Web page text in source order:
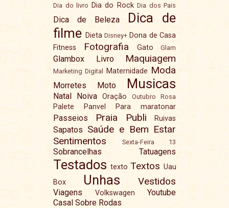
Dia do livro Dia do Rock Dia dos Pais
Dica de Beleza
Dica de
filme Dieta Disney+ Dona de Casa
Fitness
Fotografia Gato Glam
Glambox Livro Maquiagem
Marketing Digital Maternidade Moda
Morretes Moto Musicas
Natal Noiva Oração Outubro Rosa
Palete Panvel Para maratonar
Passeios Praia Publi Ruivas
Sapatos Saúde e Bem Estar
Sentimentos
Sexta-Feira 13
Sobrancelhas Tatuagens
Testados texto Textos Uau
Box
Unhas Vestidos
Viagens Volkswagen
Youtube
Casal Sobre Rodas